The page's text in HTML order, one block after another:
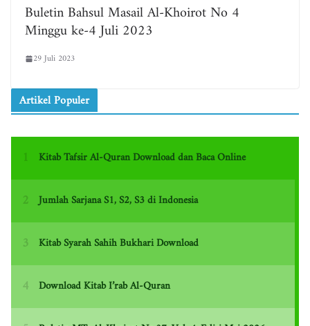
Buletin Bahsul Masail Al-Khoirot No 4
Minggu ke-4 Juli 2023
29 Juli 2023
Artikel Populer